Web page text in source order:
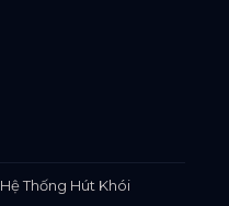
Hệ Thống Hút Khói